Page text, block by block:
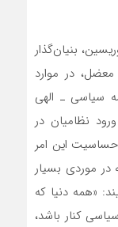
بنیان‌گذار
در موارد
سیاسی ـ الهی
نظامیان در
این امر
در موردی بسیار
«همه دنیا که
کنار باشد،